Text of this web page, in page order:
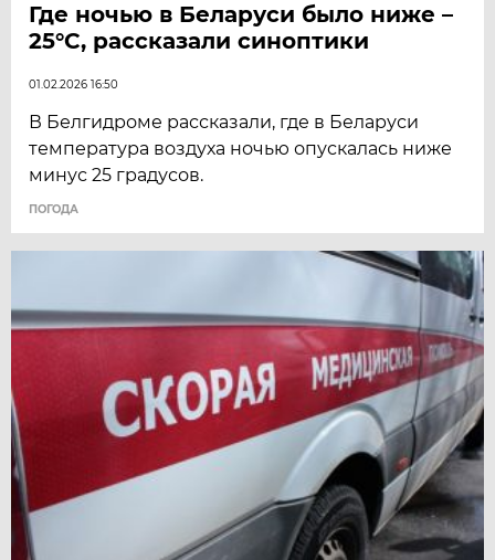
Где ночью в Беларуси было ниже –
25°С, рассказали синоптики
01.02.2026 16:50
В Белгидроме рассказали, где в Беларуси
температура воздуха ночью опускалась ниже
минус 25 градусов.
ПОГОДА